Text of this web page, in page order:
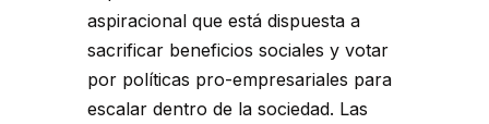
aspiracional que está dispuesta a
sacrificar beneficios sociales y votar
por políticas pro-empresariales para
escalar dentro de la sociedad. Las